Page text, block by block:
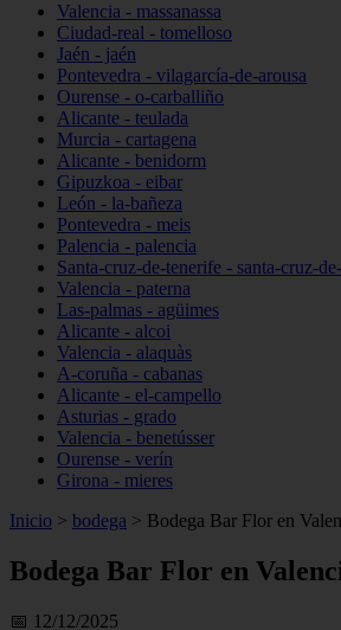
Valencia - massanassa
Ciudad-real - tomelloso
Jaén - jaén
Pontevedra - vilagarcía-de-arousa
Ourense - o-carballiño
Alicante - teulada
Murcia - cartagena
Alicante - benidorm
Gipuzkoa - eibar
León - la-bañeza
Pontevedra - meis
Palencia - palencia
Santa-cruz-de-tenerife - santa-cruz-
Valencia - paterna
Las-palmas - agüimes
Alicante - alcoi
Valencia - alaquàs
A-coruña - cabanas
Alicante - el-campello
Asturias - grado
Valencia - benetússer
Ourense - verín
Girona - mieres
Inicio > bodega > Bodega Bar Flor en
Bodega Bar Flor en
📅 12/12/2025